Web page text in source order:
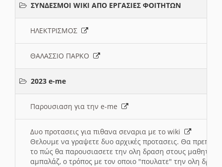
ΣΥΝΔΕΣΜΟΙ WIKI ΑΠΟ ΕΡΓΑΣΙΕΣ ΦΟΙΤΗΤΩΝ
ΗΛΕΚΤΡΙΣΜΟΣ
ΘΑΛΑΣΣΙΟ ΠΑΡΚΟ
2023 e-me
Παρουσιαση για την e-me
Δυο προτασεις για πιθανα σεναρια με το wiki
Θελουμε να γραψετε δυο αρχικές προτασεις. Θα πρεπει
το πώς θα παρουσιασετε την ολη δραση στους μαθητες
αμπαλάζ, ο τρόπος με τον οποιο "πουλατε" την ολη